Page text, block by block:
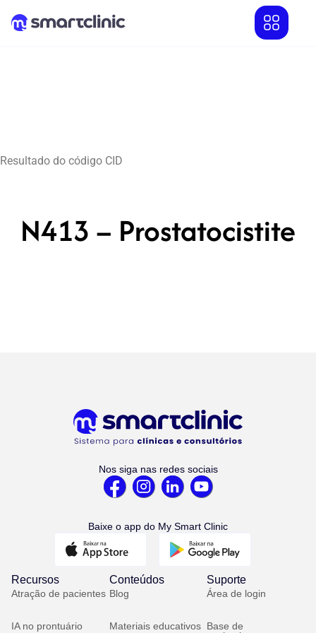
Resultado do código CID
N413 – Prostatocistite
Nos siga nas redes sociais
Baixe o app do My Smart Clinic
Recursos
Atração de pacientes
IA no prontuário
Conteúdos
Blog
Materiais educativos
Suporte
Área de login
Base de